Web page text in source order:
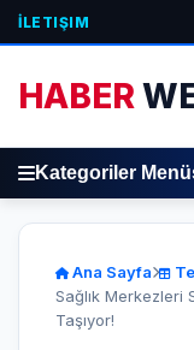
İLETIŞIM
HABER
Kategoriler
Ana Sayfa
Sağlık Merkezleri
Taşıyor!